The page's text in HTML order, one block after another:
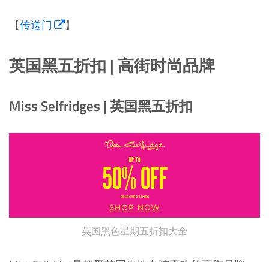
【传送门 】
英国黑五折扣 | 高街时尚品牌
Miss Selfridges | 英国黑五折扣
英国黑色星期五折扣大全